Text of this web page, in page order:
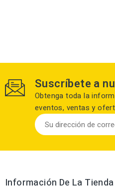
Suscríbete a
Obtenga toda la
eventos, ventas y
Información De La Tienda